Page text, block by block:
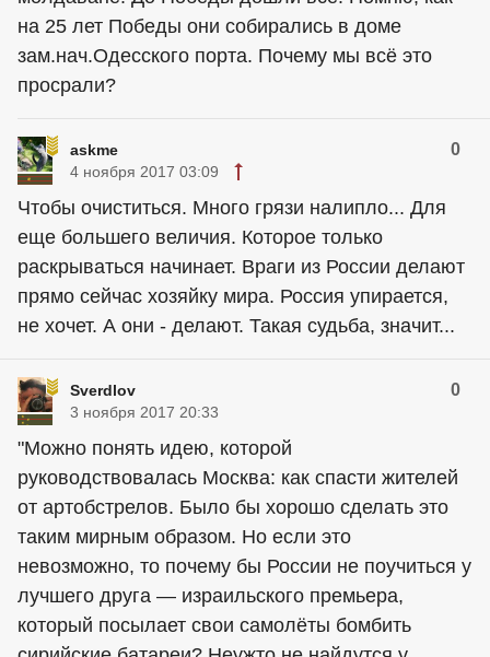
на 25 лет Победы они собирались в доме
зам.нач.Одесского порта. Почему мы всё это
просрали?
askme 0
4 ноября 2017 03:09
Чтобы очиститься. Много грязи налипло... Для
еще большего величия. Которое только
раскрываться начинает. Враги из России делают
прямо сейчас хозяйку мира. Россия упирается,
не хочет. А они - делают. Такая судьба, значит...
Sverdlov 0
3 ноября 2017 20:33
"Можно понять идею, которой
руководствовалась Москва: как спасти жителей
от артобстрелов. Было бы хорошо сделать это
таким мирным образом. Но если это
невозможно, то почему бы России не поучиться у
лучшего друга — израильского премьера,
который посылает свои самолёты бомбить